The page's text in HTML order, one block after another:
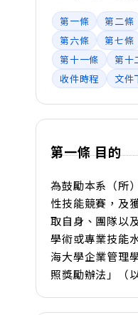
系屬中心第一條 第二條
第六條
第七條
第十一條
第十
收件時程
文件
第一條 目的
為鼓勵本系（所
性技能競賽，及
取自身、團隊以
學術或專業技能
海大學企業管理
照獎勵辦法」（